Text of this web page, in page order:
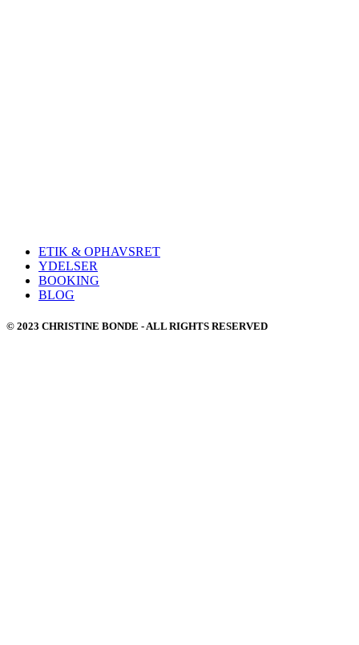
ETIK & OPHAVSRET
YDELSER
BOOKING
BLOG
© 2023 CHRISTINE BONDE - ALL RIGHTS RESERVED